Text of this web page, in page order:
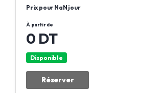
Prix pour NaN jour
À partir de
0 DT
Disponible
Réserver